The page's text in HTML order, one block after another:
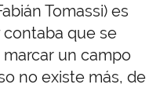
Tomassi) es
que se
un campo
no existe más, de